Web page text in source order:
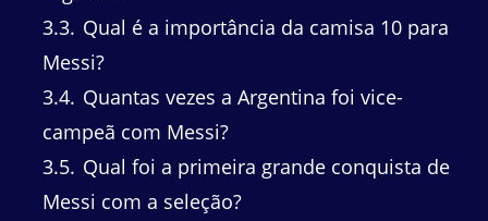
3.3 Qual é a importância da camisa 10 para
Messi?
3.4 Quantas vezes a Argentina foi vice-
campeã com Messi?
3.5 Qual foi a primeira grande conquista de
Messi com a seleção?